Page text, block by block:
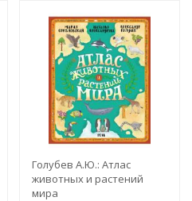
Голубев А.Ю.: Атлас
животных и растений
мира